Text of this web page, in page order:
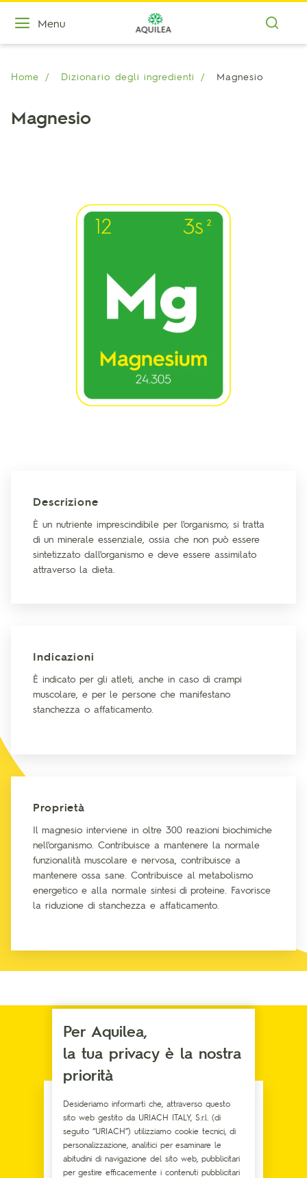
Menu
Home Dizionario degli ingredienti Magnesio
Magnesio
Descrizione
È un nutriente imprescindibile per l'organismo; si tratta
di un minerale essenziale, ossia che non può essere
sintetizzato dall'organismo e deve essere assimilato
attraverso la dieta.
Indicazioni
È indicato per gli atleti, anche in caso di crampi
muscolare, e per le persone che manifestano
stanchezza o affaticamento.
Proprietà
Il magnesio interviene in oltre 300 reazioni biochimiche
nell'organismo. Contribuisce a mantenere la normale
funzionalità muscolare e nervosa, contribuisce a
mantenere ossa sane. Contribuisce al metabolismo
energetico e alla normale sintesi di proteine. Favorisce
la riduzione di stanchezza e affaticamento.
ALTRI INGREDIENTI
Per Aquilea,
la tua privacy è la nostra
priorità
Desideriamo informarti che, attraverso questo
sito web gestito da URIACH ITALY, S.r.l. (di
seguito “URIACH”) utilizziamo cookie tecnici, di
personalizzazione, analitici per esaminare le
abitudini di navigazione del sito web, pubblicitari
per gestire efficacemente i contenuti pubblicitari